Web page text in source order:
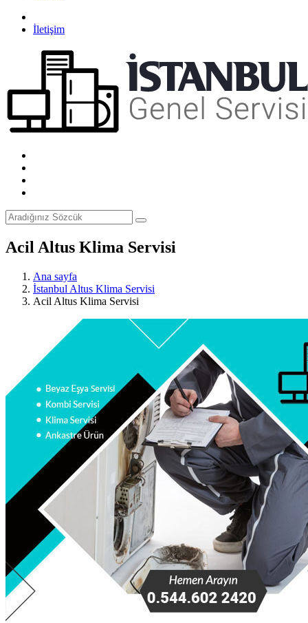
İletişim
Acil Altus Klima Servisi
Ana sayfa
İstanbul Altus Klima Servisi
Acil Altus Klima Servisi